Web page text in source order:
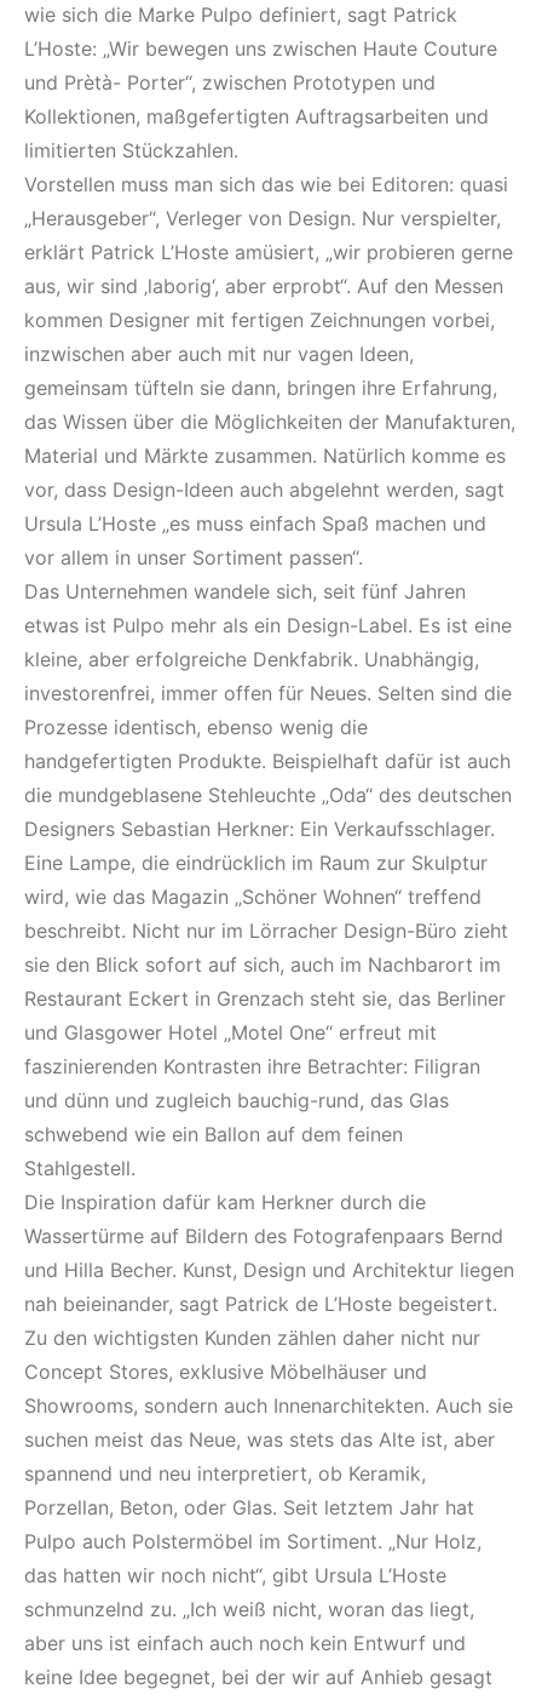
wie sich die Marke Pulpo definiert, sagt Patrick
L’Hoste: „Wir bewegen uns zwischen Haute Couture
und Prètà- Porter“, zwischen Prototypen und
Kollektionen, maßgefertigten Auftragsarbeiten und
limitierten Stückzahlen.
Vorstellen muss man sich das wie bei Editoren: quasi
„Herausgeber“, Verleger von Design. Nur verspielter,
erklärt Patrick L’Hoste amüsiert, „wir probieren gerne
aus, wir sind ‚laborig‘, aber erprobt“. Auf den Messen
kommen Designer mit fertigen Zeichnungen vorbei,
inzwischen aber auch mit nur vagen Ideen,
gemeinsam tüfteln sie dann, bringen ihre Erfahrung,
das Wissen über die Möglichkeiten der Manufakturen,
Material und Märkte zusammen. Natürlich komme es
vor, dass Design-Ideen auch abgelehnt werden, sagt
Ursula L’Hoste „es muss einfach Spaß machen und
vor allem in unser Sortiment passen“.
Das Unternehmen wandele sich, seit fünf Jahren
etwas ist Pulpo mehr als ein Design-Label. Es ist eine
kleine, aber erfolgreiche Denkfabrik. Unabhängig,
investorenfrei, immer offen für Neues. Selten sind die
Prozesse identisch, ebenso wenig die
handgefertigten Produkte. Beispielhaft dafür ist auch
die mundgeblasene Stehleuchte „Oda“ des deutschen
Designers Sebastian Herkner: Ein Verkaufsschlager.
Eine Lampe, die eindrücklich im Raum zur Skulptur
wird, wie das Magazin „Schöner Wohnen“ treffend
beschreibt. Nicht nur im Lörracher Design-Büro zieht
sie den Blick sofort auf sich, auch im Nachbarort im
Restaurant Eckert in Grenzach steht sie, das Berliner
und Glasgower Hotel „Motel One“ erfreut mit
faszinierenden Kontrasten ihre Betrachter: Filigran
und dünn und zugleich bauchig-rund, das Glas
schwebend wie ein Ballon auf dem feinen
Stahlgestell.
Die Inspiration dafür kam Herkner durch die
Wassertürme auf Bildern des Fotografenpaars Bernd
und Hilla Becher. Kunst, Design und Architektur liegen
nah beieinander, sagt Patrick de L’Hoste begeistert.
Zu den wichtigsten Kunden zählen daher nicht nur
Concept Stores, exklusive Möbelhäuser und
Showrooms, sondern auch Innenarchitekten. Auch sie
suchen meist das Neue, was stets das Alte ist, aber
spannend und neu interpretiert, ob Keramik,
Porzellan, Beton, oder Glas. Seit letztem Jahr hat
Pulpo auch Polstermöbel im Sortiment. „Nur Holz,
das hatten wir noch nicht“, gibt Ursula L’Hoste
schmunzelnd zu. „Ich weiß nicht, woran das liegt,
aber uns ist einfach auch noch kein Entwurf und
keine Idee begegnet, bei der wir auf Anhieb gesagt